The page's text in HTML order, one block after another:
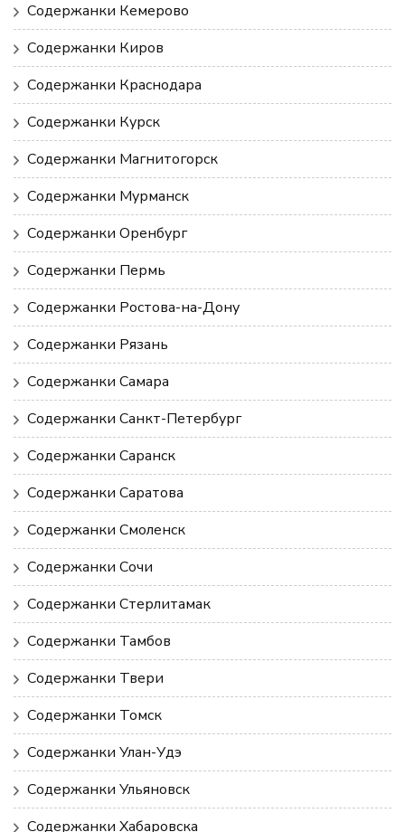
Содержанки Кемерово
Содержанки Киров
Содержанки Краснодара
Содержанки Курск
Содержанки Магнитогорск
Содержанки Мурманск
Содержанки Оренбург
Содержанки Пермь
Содержанки Ростова-на-Дону
Содержанки Рязань
Содержанки Самара
Содержанки Санкт-Петербург
Содержанки Саранск
Содержанки Саратова
Содержанки Смоленск
Содержанки Сочи
Содержанки Стерлитамак
Содержанки Тамбов
Содержанки Твери
Содержанки Томск
Содержанки Улан-Удэ
Содержанки Ульяновск
Содержанки Хабаровска